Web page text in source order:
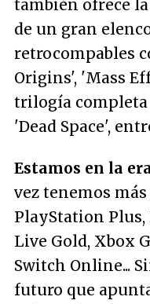
también ofrece
de un gran
retrocompables
Origins', 'Mass
trilogía
'Dead Space',
Estamos en la
vez tenemos
PlayStation
Live Gold, Xbox
Switch Online...
futuro que